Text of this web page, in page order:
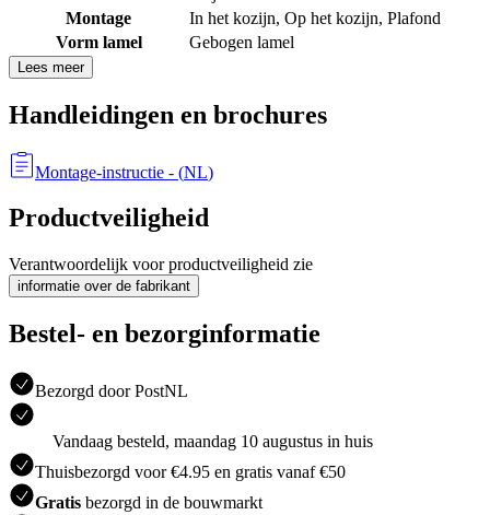
Montage
In het kozijn, Op het kozijn, Plafond
Vorm lamel
Gebogen lamel
Lees meer
Handleidingen en brochures
Montage-instructie - (NL)
Productveiligheid
Verantwoordelijk voor productveiligheid zie
informatie over de fabrikant
Bestel- en bezorginformatie
Bezorgd door PostNL
Vandaag besteld, maandag 10 augustus in huis
Thuisbezorgd voor €4.95 en gratis vanaf €50
Gratis bezorgd in de bouwmarkt